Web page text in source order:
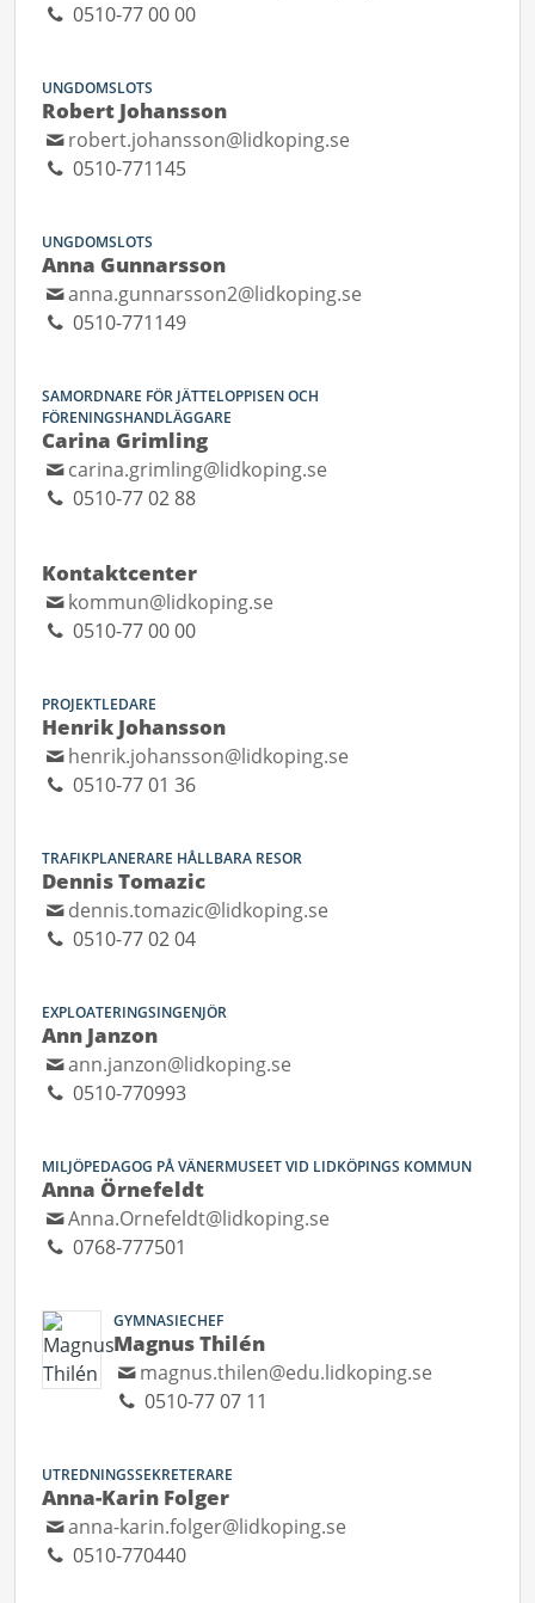
0510-77 00 00
UNGDOMSLOTS
Robert Johansson
robert.johansson@lidkoping.se
0510-771145
UNGDOMSLOTS
Anna Gunnarsson
anna.gunnarsson2@lidkoping.se
0510-771149
SAMORDNARE FÖR JÄTTELOPPISEN OCH
FÖRENINGSHANDLÄGGARE
Carina Grimling
carina.grimling@lidkoping.se
0510-77 02 88
Kontaktcenter
kommun@lidkoping.se
0510-77 00 00
PROJEKTLEDARE
Henrik Johansson
henrik.johansson@lidkoping.se
0510-77 01 36
TRAFIKPLANERARE HÅLLBARA RESOR
Dennis Tomazic
dennis.tomazic@lidkoping.se
0510-77 02 04
EXPLOATERINGSINGENJÖR
Ann Janzon
ann.janzon@lidkoping.se
0510-770993
MILJÖPEDAGOG PÅ VÄNERMUSEET VID LIDKÖPINGS KOMMUN
Anna Örnefeldt
Anna.Ornefeldt@lidkoping.se
0768-777501
GYMNASIECHEF
Magnus Thilén
magnus.thilen@edu.lidkoping.se
0510-77 07 11
UTREDNINGSSEKRETERARE
Anna-Karin Folger
anna-karin.folger@lidkoping.se
0510-770440